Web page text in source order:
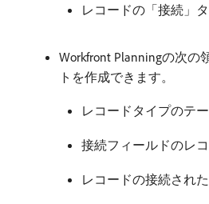
レコードの「接続」
Workfront Planningの次の
トを作成できます。
レコードタイプのテ
接続フィールドのレ
レコードの接続され